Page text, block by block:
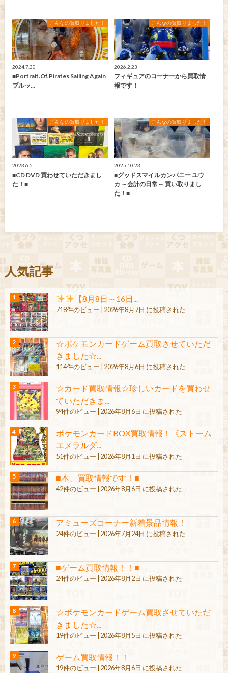
こんなの買取りました！
2024.7.30
■Portrait.Of.Pirates Sailing Again
ブルッ…
こんなの買取りました！
2026.2.23
フィギュアのコーナーから買取情
報です！
こんなの買取りました！
2023.6.5
■CD DVD 買わせていただきまし
た！■
こんなの買取りました！
2025.10.23
■グッドスマイルカンパニー ユウ
カ ～会計の日常～ 買い取りまし
た！■
人気記事
【8月8日～16日...
718件のビュー 2026年8月7日 に投稿された
☆ポケモンカードゲーム買取させていただ
きました☆...
114件のビュー 2026年8月6日 に投稿された
☆カード買取情報☆珍しいカードを買わせ
ていただきま...
94件のビュー 2026年8月6日 に投稿された
ポケモンカードBOX買取情報！《ストーム
エメラルダ...
51件のビュー 2026年8月1日 に投稿された
■本、買取情報です！■
42件のビュー 2026年8月6日 に投稿された
アミューズコーナー新着景品情報！
24件のビュー 2026年7月24日 に投稿された
■ゲーム買取情報！！■
24件のビュー 2026年8月2日 に投稿された
☆ポケモンカードゲーム買取させていただ
きました☆...
19件のビュー 2026年8月5日 に投稿された
ゲーム買取情報！！
19件のビュー 2026年8月6日 に投稿された